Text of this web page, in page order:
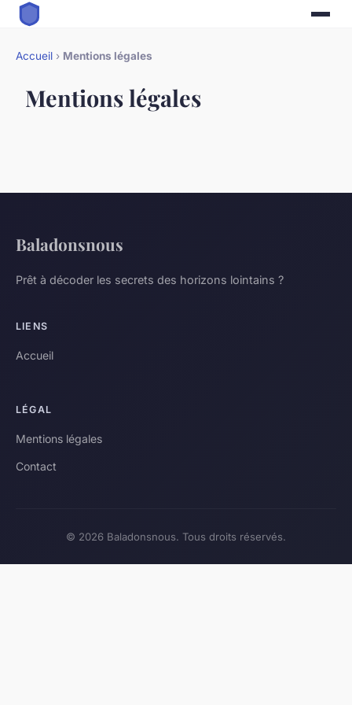
Accueil › Mentions légales
Mentions légales
Baladonsnous
Prêt à décoder les secrets des horizons lointains ?
LIENS
Accueil
LÉGAL
Mentions légales
Contact
© 2026 Baladonsnous. Tous droits réservés.